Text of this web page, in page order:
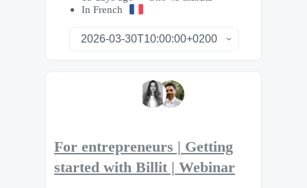
In French
For entrepreneurs | Getting
started with Billit | Webinar